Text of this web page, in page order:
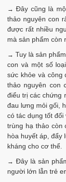
→Đây cũng là
thảo nguyên con
được rất nhiều
mà sản phẩm còn
→Tuy là sản
con và một số
sức khỏe và công
thảo nguyên con
điểu trị các chứng
đau lưng mỏi gối,
có tác dụng tốt
trùng hạ thảo còn
hòa huyết áp, đẩy
kháng cho cơ thể.
→Đây là sản
người lớn lẫn trẻ